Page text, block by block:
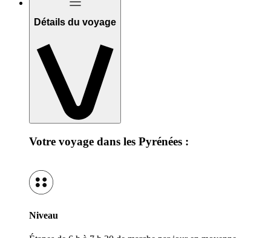
Détails du voyage
Votre voyage dans les Pyrénées :
Niveau